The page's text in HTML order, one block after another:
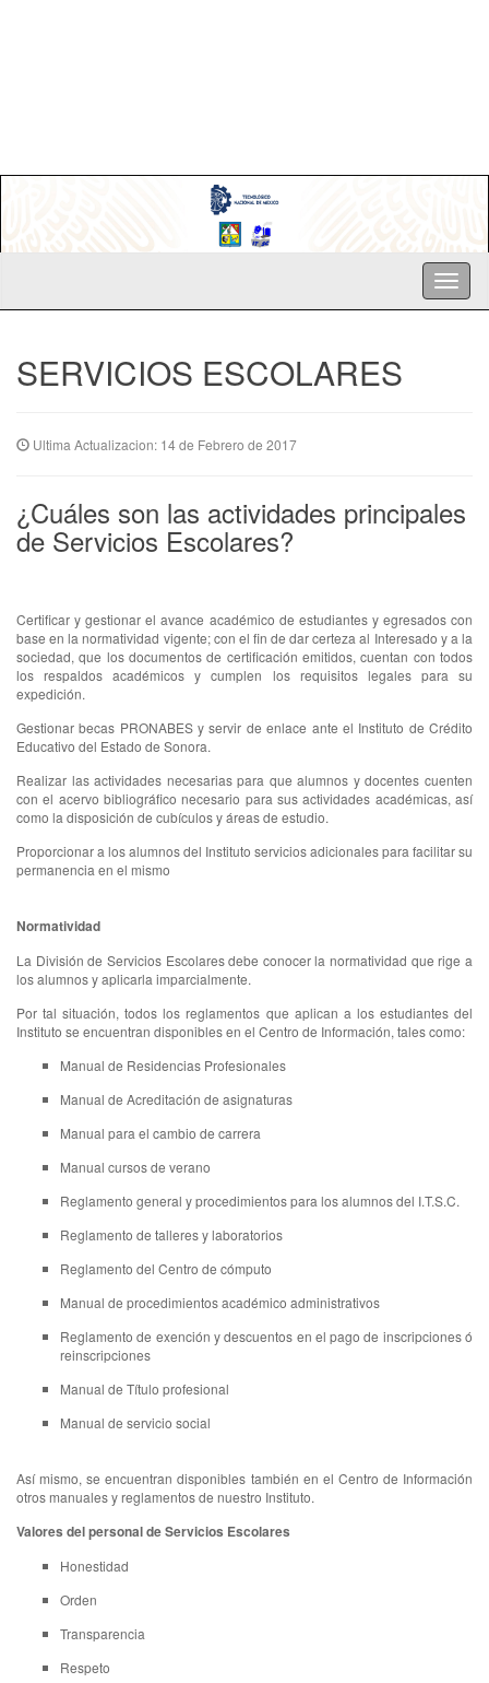
SERVICIOS ESCOLARES
Ultima Actualizacion: 14 de Febrero de 2017
¿Cuáles son las actividades principales
de Servicios Escolares?
Certificar y gestionar el avance académico de estudiantes y egresados con
base en la normatividad vigente; con el fin de dar certeza al Interesado y a la
sociedad, que los documentos de certificación emitidos, cuentan con todos
los respaldos académicos y cumplen los requisitos legales para su
expedición.
Gestionar becas PRONABES y servir de enlace ante el Instituto de Crédito
Educativo del Estado de Sonora.
Realizar las actividades necesarias para que alumnos y docentes cuenten
con el acervo bibliográfico necesario para sus actividades académicas, así
como la disposición de cubículos y áreas de estudio.
Proporcionar a los alumnos del Instituto servicios adicionales para facilitar su
permanencia en el mismo
Normatividad
La División de Servicios Escolares debe conocer la normatividad que rige a
los alumnos y aplicarla imparcialmente.
Por tal situación, todos los reglamentos que aplican a los estudiantes del
Instituto se encuentran disponibles en el Centro de Información, tales como:
Manual de Residencias Profesionales
Manual de Acreditación de asignaturas
Manual para el cambio de carrera
Manual cursos de verano
Reglamento general y procedimientos para los alumnos del I.T.S.C.
Reglamento de talleres y laboratorios
Reglamento del Centro de cómputo
Manual de procedimientos académico administrativos
Reglamento de exención y descuentos en el pago de inscripciones ó
reinscripciones
Manual de Título profesional
Manual de servicio social
Así mismo, se encuentran disponibles también en el Centro de Información
otros manuales y reglamentos de nuestro Instituto.
Valores del personal de Servicios Escolares
Honestidad
Orden
Transparencia
Respeto